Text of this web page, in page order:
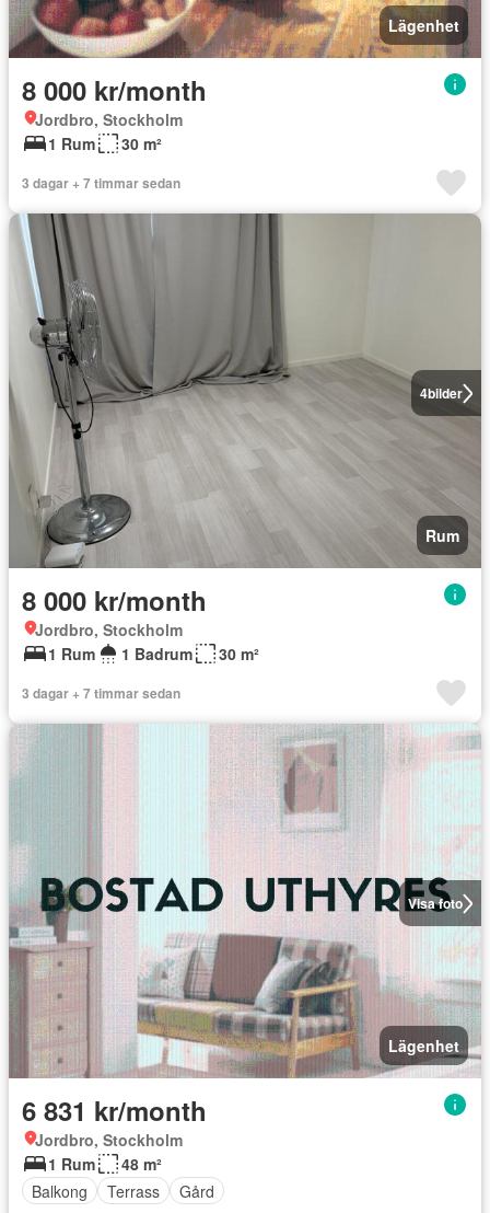
Lägenhet
8 000 kr/month
Jordbro, Stockholm
1 Rum
30 m²
3 dagar + 7 timmar sedan
4bilder
Rum
8 000 kr/month
Jordbro, Stockholm
1 Rum
1 Badrum 30 m²
3 dagar + 7 timmar sedan
Visa foto
Lägenhet
6 831 kr/month
Jordbro, Stockholm
1 Rum
48 m²
Balkong
Terrass Gård